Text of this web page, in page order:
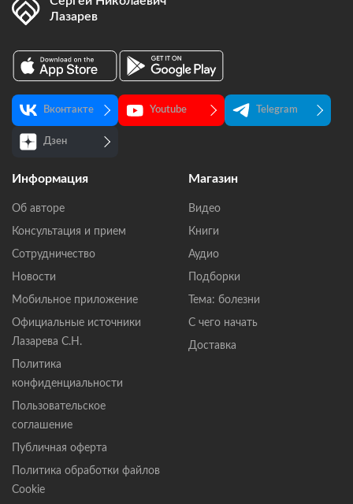
страница
Лазарев
Вконтакте Youtube Telegram
Дзен
Информация
Об авторе
Консультация и прием
Сотрудничество
Новости
Мобильное приложение
Официальные источники
Лазарева С.Н.
Политика
конфиденциальности
Пользовательское
соглашение
Публичная оферта
Политика обработки файлов
Cookie
Магазин
Видео
Книги
Аудио
Подборки
Тема: болезни
С чего начать
Доставка